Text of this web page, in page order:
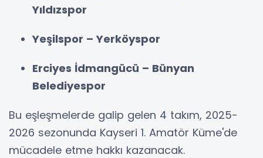
Yıldızspor
Yeşilspor – Yerköyspor
Erciyes İdmangücü – Bünyan
Belediyespor
Bu eşleşmelerde galip gelen 4 takım, 2025-
2026 sezonunda Kayseri 1. Amatör Küme'de
mücadele etme hakkı kazanacak.